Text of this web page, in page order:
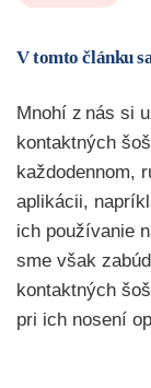
V tomto článku
Mnohí z nás si
kontaktných
každodennom,
aplikácii,
ich používanie
sme však
kontaktných
pri ich nosení